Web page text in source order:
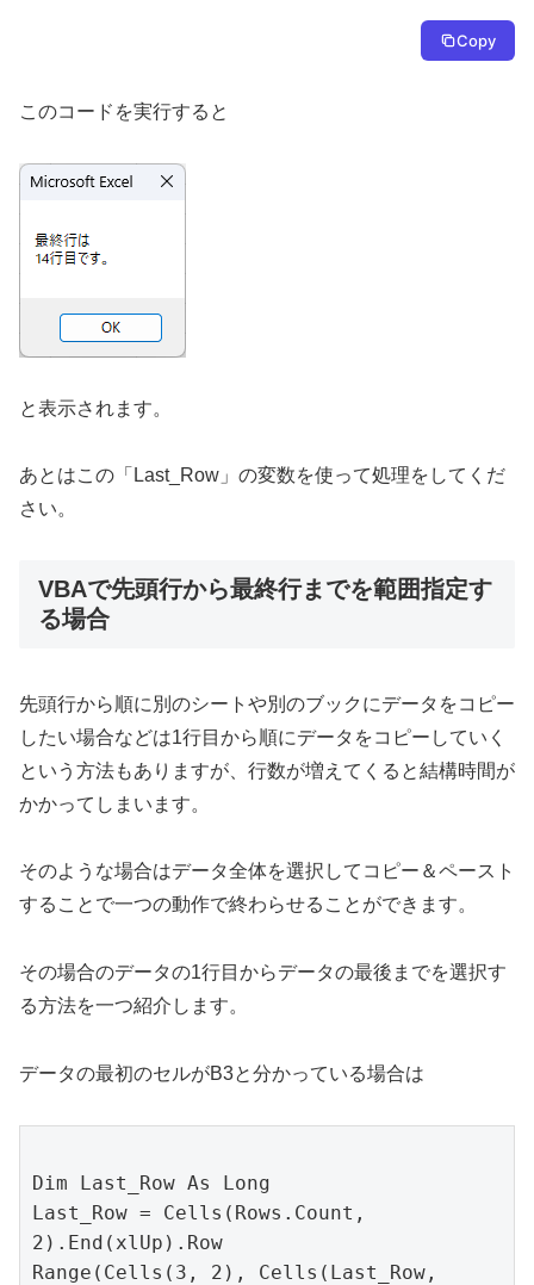
Copy
このコードを実行すると
と表示されます。
あとはこの「Last_Row」の変数を使って処理をしてくだ
さい。
VBAで先頭行から最終行までを範囲指定す
る場合
先頭行から順に別のシートや別のブックにデータをコピー
したい場合などは1行目から順にデータをコピーしていく
という方法もありますが、行数が増えてくると結構時間が
かかってしまいます。
そのような場合はデータ全体を選択してコピー＆ペースト
することで一つの動作で終わらせることができます。
その場合のデータの1行目からデータの最後までを選択す
る方法を一つ紹介します。
データの最初のセルがB3と分かっている場合は
Dim Last_Row As Long
Last_Row = Cells(Rows.Count,
2).End(xlUp).Row
Range(Cells(3, 2), Cells(Last_Row,